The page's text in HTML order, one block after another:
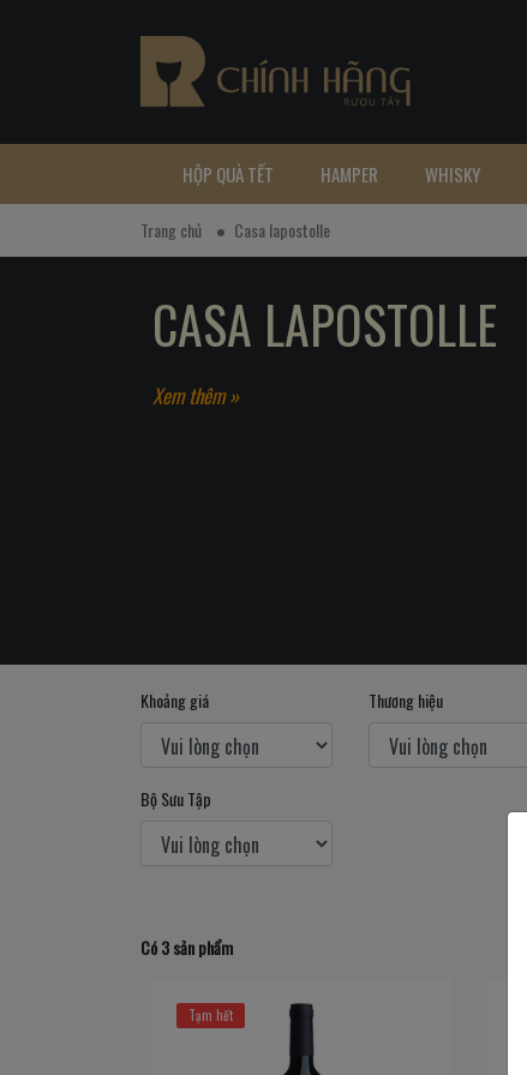
HỘP QUÀ TẾT HAMPER WHISKY
Trang chủ Casa lapostolle
CASA LAPOSTOLLE
Xem thêm »
Khoảng giá Thương hiệu
Bộ Sưu Tập
Có 3 sản phẩm
Tạm hết